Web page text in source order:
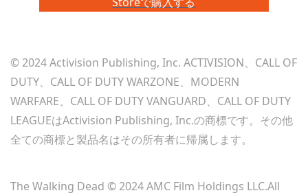
© 2024 Activision Publishing, Inc. ACTIVISION、CALL OF
DUTY、CALL OF DUTY WARZONE、MODERN
WARFARE、CALL OF DUTY VANGUARD、CALL OF DUTY
LEAGUEはActivision Publishing, Inc.の商標です。その他
全ての商標と製品名はその所有者に帰属します。
The Walking Dead © 2024 AMC Film Holdings LLC.All